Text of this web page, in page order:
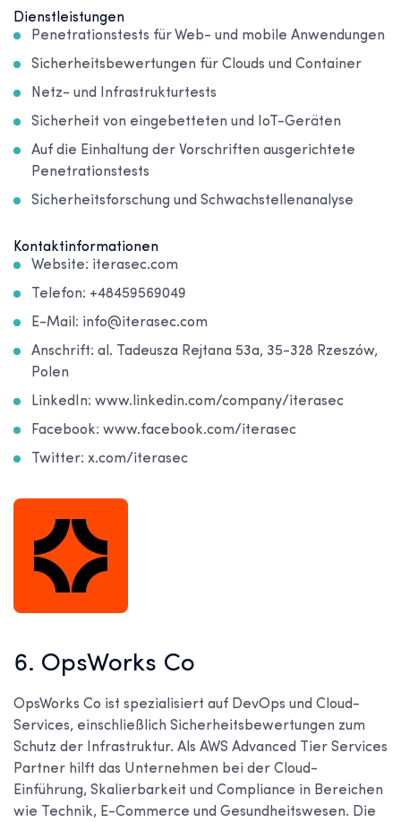
Dienstleistungen
Penetrationstests für Web- und mobile Anwendungen
Sicherheitsbewertungen für Clouds und Container
Netz- und Infrastrukturtests
Sicherheit von eingebetteten und IoT-Geräten
Auf die Einhaltung der Vorschriften ausgerichtete
Penetrationstests
Sicherheitsforschung und Schwachstellenanalyse
Kontaktinformationen
Website: iterasec.com
Telefon: +48459569049
E-Mail: info@iterasec.com
Anschrift: al. Tadeusza Rejtana 53a, 35-328 Rzeszów,
Polen
LinkedIn: www.linkedin.com/company/iterasec
Facebook: www.facebook.com/iterasec
Twitter: x.com/iterasec
6. OpsWorks Co
OpsWorks Co ist spezialisiert auf DevOps und Cloud-
Services, einschließlich Sicherheitsbewertungen zum
Schutz der Infrastruktur. Als AWS Advanced Tier Services
Partner hilft das Unternehmen bei der Cloud-
Einführung, Skalierbarkeit und Compliance in Bereichen
wie Technik, E-Commerce und Gesundheitswesen. Die